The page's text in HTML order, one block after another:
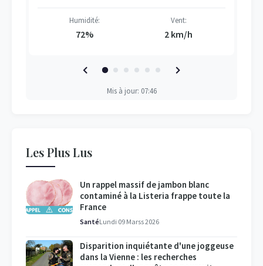
Humidité:
72%
Vent:
2 km/h
Mis à jour: 07:46
Les Plus Lus
Un rappel massif de jambon blanc
contaminé à la Listeria frappe toute la
France
SantéLundi 09 Marss 2026
Disparition inquiétante d'une joggeuse
dans la Vienne : les recherches